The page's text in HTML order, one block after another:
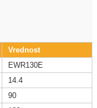
Vrednost
EWR130E
14.4
90